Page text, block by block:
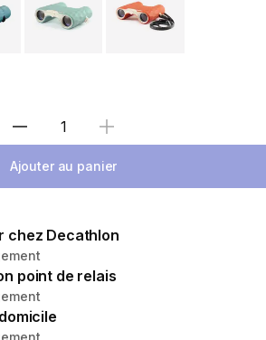
Sélectionnez la quantité
Ajouter au panier
chez Decathlon
point de relais